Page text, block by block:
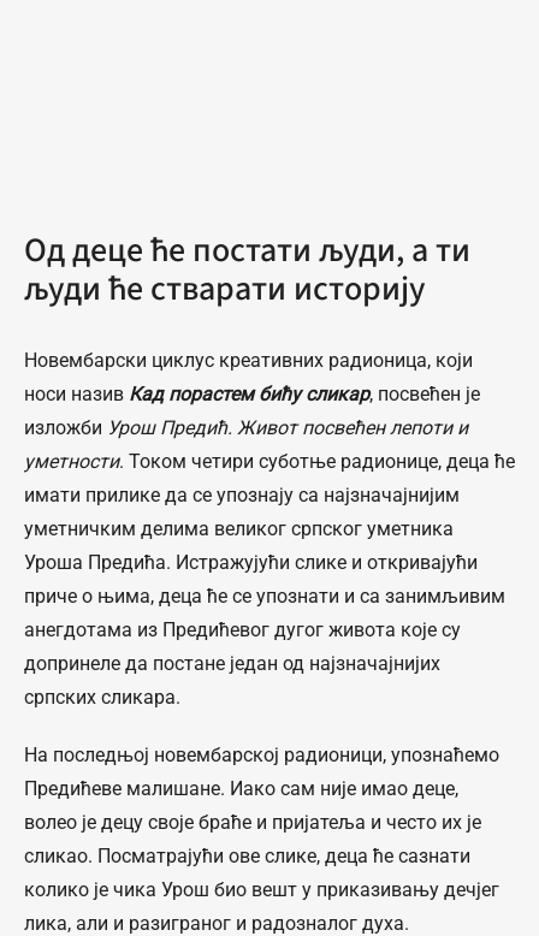
Од деце ће постати људи, а ти
људи ће стварати историју
Новембарски циклус креативних радионица, који
носи назив Кад порастем бићу сликар, посвећен је
изложби Урош Предић. Живот посвећен лепоти и
уметности. Током четири суботње радионице, деца ће
имати прилике да се упознају са најзначајнијим
уметничким делима великог српског уметника
Уроша Предића. Истражујући слике и откривајући
приче о њима, деца ће се упознати и са занимљивим
анегдотама из Предићевог дугог живота које су
допринеле да постане један од најзначајнијих
српских сликара.
На последњој новембарској радионици, упознаћемо
Предићеве малишане. Иако сам није имао деце,
волео је децу своје браће и пријатеља и често их је
сликао. Посматрајући ове слике, деца ће сазнати
колико је чика Урош био вешт у приказивању дечјег
лика, али и разиграног и радозналог духа.